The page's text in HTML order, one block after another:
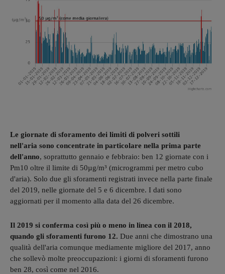
Le giornate di sforamento dei limiti di polveri sottili
nell'aria sono concentrate in particolare nella prima parte
dell'anno, soprattutto gennaio e febbraio: ben 12 giornate con i
Pm10 oltre il limite di 50µg/m³ (microgrammi per metro cubo
d'aria). Solo due gli sforamenti registrati invece nella parte finale
del 2019, nelle giornate del 5 e 6 dicembre. I dati sono
aggiornati per il momento alla data del 26 dicembre.
Il 2019 si conferma così più o meno in linea con il 2018,
quando gli sforamenti furono 12. Due anni che dimostrano una
qualità dell'aria comunque mediamente migliore del 2017, anno
che sollevò molte preoccupazioni: i giorni di sforamenti furono
ben 28, così come nel 2016.